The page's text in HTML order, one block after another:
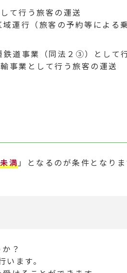
て行う旅客の運送
運行（旅客の予約等による
道事業（同法２③）として
事業として行う旅客の運送
満」となるのが条件となりま
？
います。